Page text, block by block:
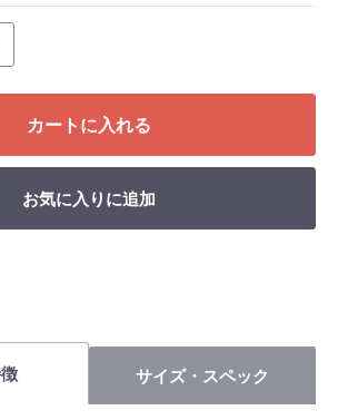
カートに入れる
お気に入りに追加
サイズ・スペック